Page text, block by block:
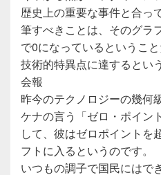
歴史上の重要な事件と合っ
筆すべきことは、そのグラ
で0になっているというこ
技術的特異点に達するとい
会報
昨今のテクノロジーの幾何
ケナの言う「ゼロ・ポイン
して、彼はゼロポイントを
フトに入るというのです。
いつもの調子で国民にはで